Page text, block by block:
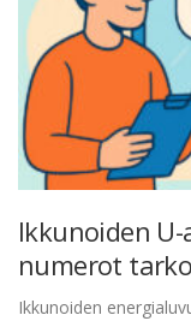
Ikkunoiden
numerot
Ikkunoiden